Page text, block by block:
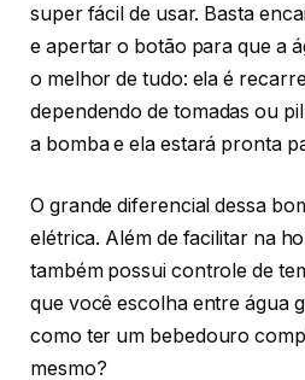
super fácil de usar. Basta
e apertar o botão para que a
o melhor de tudo: ela é
dependendo de tomadas ou
a bomba e ela estará pronta
O grande diferencial dessa
elétrica. Além de facilitar na
também possui controle de
que você escolha entre água
como ter um bebedouro
mesmo?